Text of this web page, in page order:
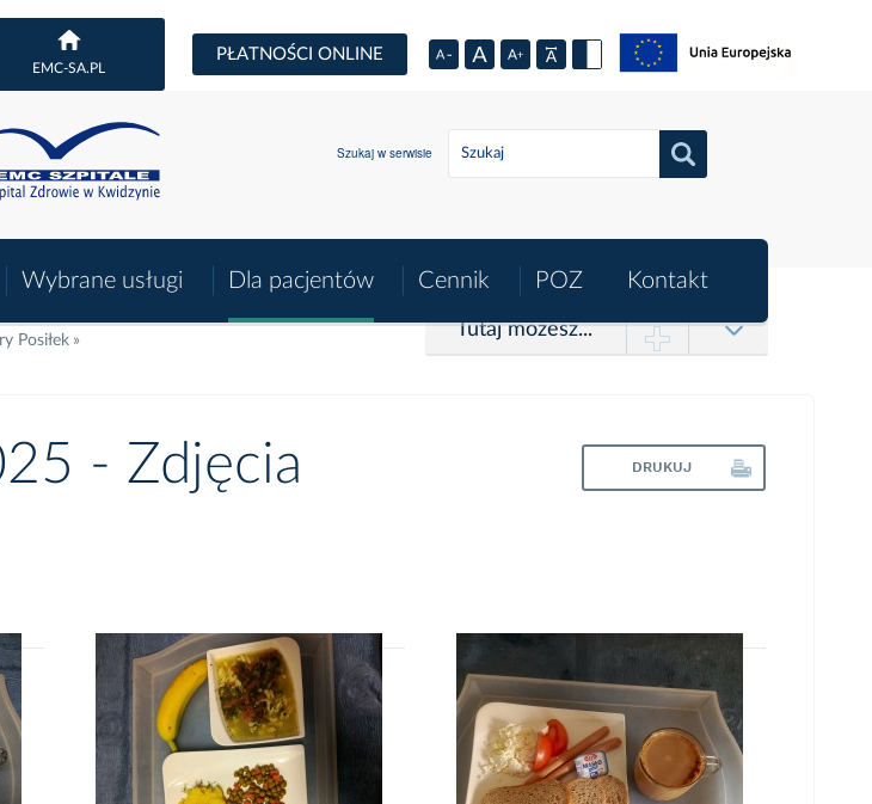
EMC-SA.PL
PŁATNOŚCI ONLINE
Szukaj w serwisie
Wybrane usługi Dla pacjentów Cennik POZ Kontakt
Posiłek
Tutaj możesz...
- Zdjęcia
DRUKUJ